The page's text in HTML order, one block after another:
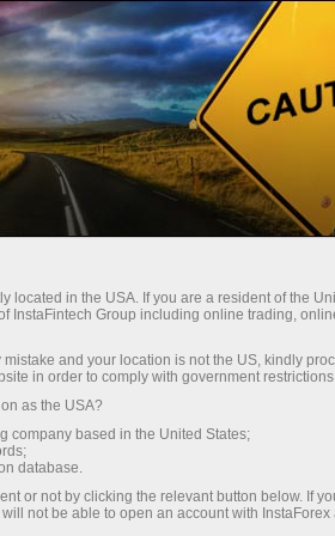
आपको वास्तविक
बेहतरीन स्प्रेड्स और
व इंडेक्स ट्रेडिंग के लिए
located in the USA. If you are a resident of the
InstaFintech Group including online trading,
and your location is not the US, kindly
in order to comply with government
as the USA?
company based in the United States;
database.
or not by clicking the relevant button below. If
not be able to open an account with InstaForex